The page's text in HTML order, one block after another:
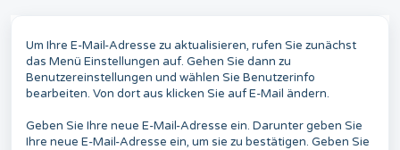
Um Ihre E-Mail-Adresse zu aktualisieren, rufen Sie zunächst
das Menü Einstellungen auf. Gehen Sie dann zu
Benutzereinstellungen und wählen Sie Benutzerinfo
bearbeiten. Von dort aus klicken Sie auf E-Mail ändern.
Geben Sie Ihre neue E-Mail-Adresse ein. Darunter geben Sie
Ihre neue E-Mail-Adresse ein, um sie zu bestätigen. Geben Sie